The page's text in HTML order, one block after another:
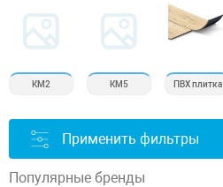
КМ2 КМ5 ПВХ плитка
Применить фильтры
Популярные бренды